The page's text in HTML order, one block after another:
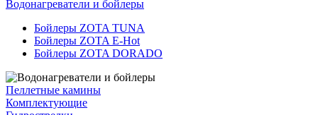
Водонагреватели и бойлеры
Бойлеры ZOTA TUNA
Бойлеры ZOTA E-Hot
Бойлеры ZOTA DORADO
Пеллетные камины
Комплектующие